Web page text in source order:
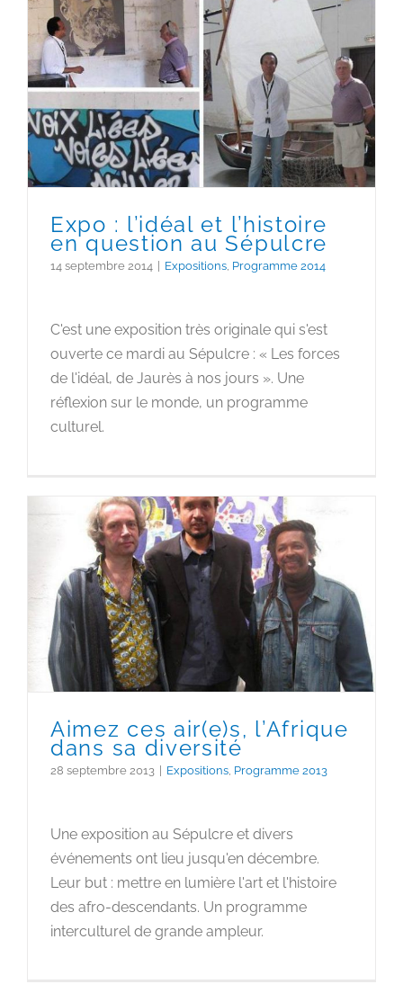
Expo : l’idéal et l’histoire en
question au Sépulcre
Expo : l’idéal et l’histoire
en question au Sépulcre
14 septembre 2014 Expositions, Programme 2014
C'est une exposition très originale qui s'est
ouverte ce mardi au Sépulcre : « Les forces
de l'idéal, de Jaurès à nos jours ». Une
réflexion sur le monde, un programme
culturel.
Aimez ces air(e)s, l’Afrique
dans sa diversité
Aimez ces air(e)s, l’Afrique
dans sa diversité
28 septembre 2013 Expositions, Programme 2013
Une exposition au Sépulcre et divers
événements ont lieu jusqu'en décembre.
Leur but : mettre en lumière l'art et l'histoire
des afro-descendants. Un programme
interculturel de grande ampleur.